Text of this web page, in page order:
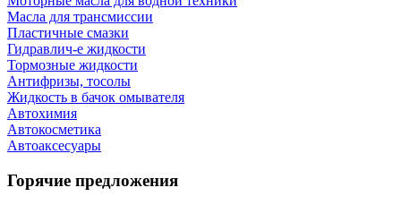
Масла для трансмиссии
Пластичные смазки
Гидравлич-е жидкости
Тормозные жидкости
Антифризы, тосолы
Жидкость в бачок омывателя
Автохимия
Автокосметика
Автоаксесуары
Горячие предложения